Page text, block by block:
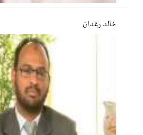
خالد رغدان